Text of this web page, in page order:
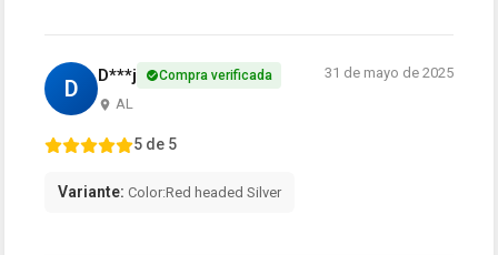
D D***j Compra verificada
AL
31 de mayo de 2025
5 de 5
Variante: Color:Red headed Silver